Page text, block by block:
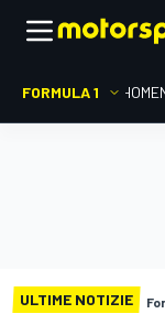
FORMULA 1 HOME
ULTIME NOTIZIE